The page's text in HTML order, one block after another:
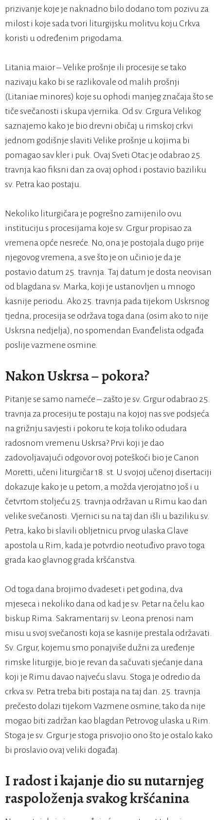
prizivanje koje je naknadno bilo dodano tom pozivu za
milost i koje sada tvori liturgijsku molitvu koju Crkva
koristi u određenim prigodama.
Litania maior – Velike prošnje ili procesije se tako
nazivaju kako bi se razlikovale od malih prošnji
(Litaniae minores) koje su ophodi manjeg značaja što se
tiče svečanosti i skupa vjernika. Od sv. Grgura Velikog
saznajemo kako je bio drevni običaj u rimskoj crkvi
jednom godišnje slaviti Velike prošnje u kojima bi
pomagao sav kler i puk. Ovaj Sveti Otac je odabrao 25.
travnja kao fiksni dan za ovaj ophod i postavio baziliku
sv. Petra kao postaju.
Nekoliko liturgičara je pogrešno zamijenilo ovu
instituciju s procesijama koje sv. Grgur propisao za
vremena opće nesreće. No, ona je postojala dugo prije
njegovog vremena, a sve što je on učinio je da je
postavio datum 25. travnja. Taj datum je dosta neovisan
od blagdana sv. Marka, koji je ustanovljen u mnogo
kasnije periodu. Ako 25. travnja pada tijekom Uskrsnog
tjedna, procesija se održava toga dana (osim ako to nije
Uskrsna nedjelja), no spomendan Evanđelista odgađa
poslije vazmene osmine.
Nakon Uskrsa – pokora?
Pitanje se samo nameće – zašto je sv. Grgur odabrao 25.
travnja za procesiju te postaju na kojoj nas sve podsjeća
na grižnju savjesti i pokoru te koja toliko odudara
radosnom vremenu Uskrsa? Prvi koji je dao
zadovoljavajući odgovor ovoj poteškoći bio je Canon
Moretti, učeni liturgičar 18. st. U svojoj učenoj disertaciji
dokazuje kako je u petom, a možda vjerojatno još i u
četvrtom stoljeću 25. travnja održavan u Rimu kao dan
velike svečanosti. Vjernici su na taj dan išli u baziliku sv.
Petra, kako bi slavili obljetnicu prvog ulaska Glave
apostola u Rim, kada je potvrdio neotuđivo pravo toga
grada kao glavnog grada kršćanstva.
Od toga dana brojimo dvadeset i pet godina, dva
mjeseca i nekoliko dana od kad je sv. Petar na čelu kao
biskup Rima. Sakramentarij sv. Leona prenosi nam
misu u svoj svečanosti koja se kasnije prestala održavati.
Sv. Grgur, kojemu smo ponajviše dužni za uređenje
rimske liturgije, bio je revan da sačuvati sjećanje dana
koji je Rimu davao najveću slavu. Stoga je odredio da
crkva sv. Petra treba biti postaja na taj dan. 25. travnja
prečesto dolazi tijekom Vazmene osmine, tako da nije
mogao biti zadržan kao blagdan Petrovog ulaska u Rim.
Stoga je sv. Grgur je stoga prisvojio ono što je ostalo kako
bi proslavio ovaj veliki događaj.
I radost i kajanje dio su nutarnjeg
raspoloženja svakog kršćanina